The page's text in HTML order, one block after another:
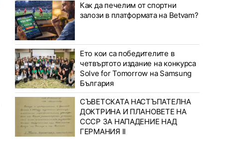
Как да печелим от спортни
залози в платформата на Betvam?
Ето кои са победителите в
четвъртото издание на конкурса
Solve for Tomorrow на Samsung
България
СЪВЕТСКАТА НАСТЪПАТЕЛНА
ДОКТРИНА И ПЛАНОВЕТЕ НА
СССР ЗА НАПАДЕНИЕ НАД
ГЕРМАНИЯ II